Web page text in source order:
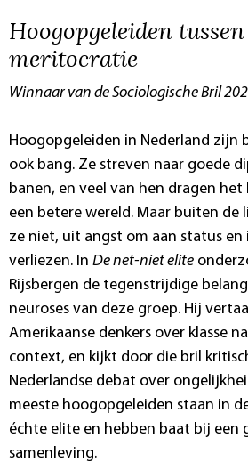
Hoogopgeleiden
meritocratie
Winnaar van de Sociologische Bril
Hoogopgeleiden in Nederland zijn
ook bang. Ze streven naar goede
banen, en veel van hen dragen
een betere wereld. Maar buiten de
ze niet, uit angst om aan status en
verliezen. In De net-niet elite
Rijsbergen de tegenstrijdige
neuroses van deze groep. Hij
Amerikaanse denkers over klasse
context, en kijkt door die bril
Nederlandse debat over
meeste hoogopgeleiden staan in
échte elite en hebben baat bij een
samenleving.